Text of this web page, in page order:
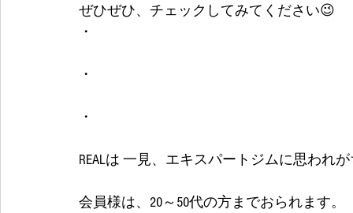
ぜひぜひ、チェックしてみてください😉
・
・
・
REALは 一見、エキスパートジムに思われ
会員様は、20～50代の方までおられます。